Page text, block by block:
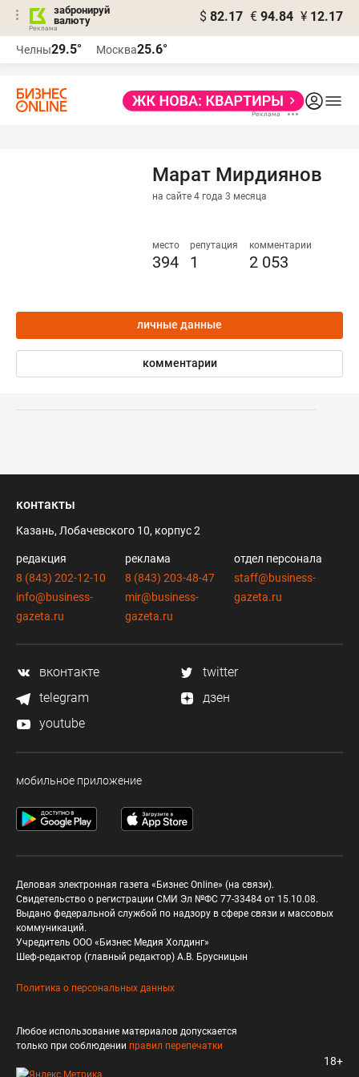
забронируй
валюту
$ 82.17 € 94.84 ¥ 12.17
Челны29.5° Москва25.6°
Марат Мирдиянов
на сайте 4 года 3 месяца
место
394
репутация
1
комментарии
2 053
личные данные
комментарии
контакты
Казань, Лобачевского 10, корпус 2
редакция
8 (843) 202-12-10
info@business-
gazeta.ru
реклама
8 (843) 203-48-47
mir@business-
gazeta.ru
отдел персонала
staff@business-
gazeta.ru
вконтакте
twitter
telegram
дзен
youtube
мобильное приложение
Деловая электронная газета «Бизнес Online» (на связи).
Свидетельство о регистрации СМИ Эл №ФС 77-33484 от 15.10.08.
Выдано федеральной службой по надзору в сфере связи и массовых
коммуникаций.
Учредитель ООО «Бизнес Медия Холдинг»
Шеф-редактор (главный редактор) А.В. Брусницын
Политика о персональных данных
Любое использование материалов допускается
только при соблюдении правил перепечатки
18+